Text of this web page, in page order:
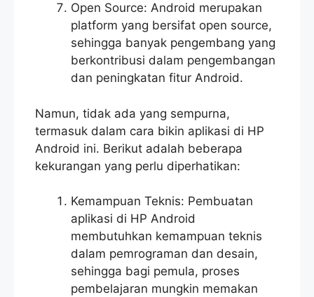
Open Source: Android merupakan
platform yang bersifat open source,
sehingga banyak pengembang yang
berkontribusi dalam pengembangan
dan peningkatan fitur Android.
Namun, tidak ada yang sempurna,
termasuk dalam cara bikin aplikasi di HP
Android ini. Berikut adalah beberapa
kekurangan yang perlu diperhatikan:
Kemampuan Teknis: Pembuatan
aplikasi di HP Android
membutuhkan kemampuan teknis
dalam pemrograman dan desain,
sehingga bagi pemula, proses
pembelajaran mungkin memakan